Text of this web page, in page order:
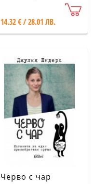
14.32 € / 28.01 ЛВ.
Черво с чар